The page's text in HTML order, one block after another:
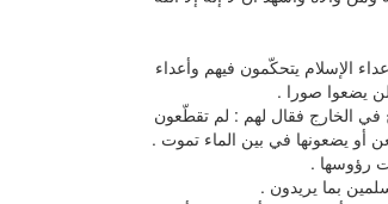
الإسلام يتحكّمون فيهم وأعداء
لن يضعوا صورا .
في الخارج فقال لهم : لم تقطّعون
أو يضعونها في بين الماء تموت .
رؤوسها .
بما يريدون .